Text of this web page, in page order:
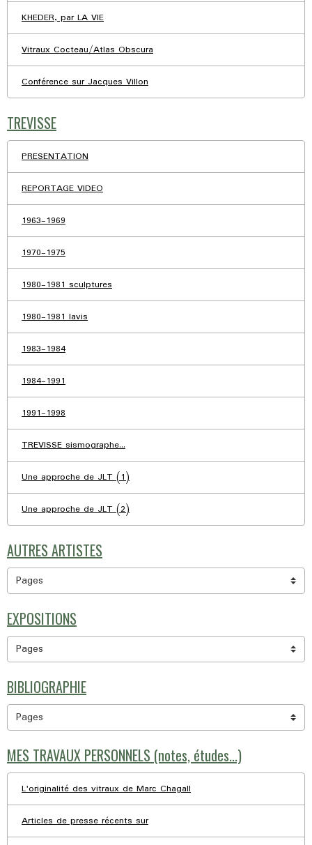
KHEDER, par LA VIE
Vitraux Cocteau/Atlas Obscura
Conférence sur Jacques Villon
TREVISSE
PRESENTATION
REPORTAGE VIDEO
1963-1969
1970-1975
1980-1981 sculptures
1980-1981 lavis
1983-1984
1984-1991
1991-1998
TREVISSE sismographe...
Une approche de JLT (1)
Une approche de JLT (2)
AUTRES ARTISTES
EXPOSITIONS
BIBLIOGRAPHIE
MES TRAVAUX PERSONNELS (notes, études...)
L'originalité des vitraux de Marc Chagall
Articles de presse récents sur